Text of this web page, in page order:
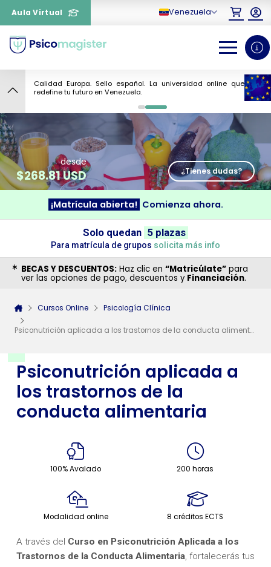
Aula Virtual Venezuela
Calidad Europa. Sello español. La universidad online que
redefine tu futuro en Venezuela.
0 1
Psiconutrición aplicada a
los trastornos de la
conducta alimentaria
100% Avalado 200 horas
Modalidad online 8 créditos ECTS
A través del Curso en Psiconutrición Aplicada a los
Trastornos de la Conducta Alimentaria, fortalecerás tus
10
desde
$268.81 USD ¿Tienes dudas?
¡Matrícula abierta! Comienza ahora.
Solo quedan 5 plazas
Para matrícula de grupos solicita más info
BECAS Y DESCUENTOS: Haz clic en “Matricúlate” para
ver las opciones de pago, descuentos y Financiación.
Cursos Online Psicología Clínica
Psiconutrición aplicada a los trastornos de la conducta alimentaria
¿Necesitas más información
sobre un curso?